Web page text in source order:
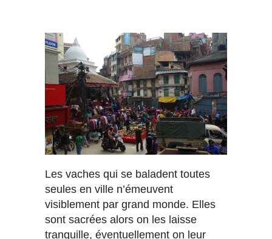
Les vaches qui se baladent toutes
seules en ville n’émeuvent
visiblement par grand monde. Elles
sont sacrées alors on les laisse
tranquille, éventuellement on leur